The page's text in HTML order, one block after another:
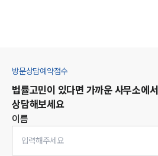
방문상담예약접수
법률고민이 있다면 가까운 사무소에서
상담해보세요
이름